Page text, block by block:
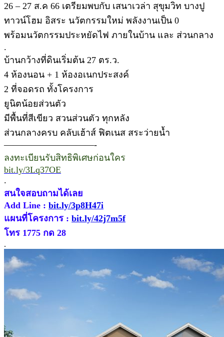
26 – 27 ส.ค 66 เตรียมพบกับ เสนาเวล่า สุขุมวิท บางปู
ทาวน์โฮม อิสระ นวัตกรรมใหม่ พลังงานเป็น 0
พร้อมนวัตกรรมประหยัดไฟ ภายในบ้าน และ ส่วนกลาง
.
บ้านกว้างที่ดินเริ่มต้น 27 ตร.ว.
4 ห้องนอน + 1 ห้องอเนกประสงค์
2 ที่จอดรถ ทั้งโครงการ
ยูนิตน้อยส่วนตัว
มีพื้นที่สีเขียว สวนส่วนตัว ทุกหลัง
ส่วนกลางครบ คลับเฮ้าส์ ฟิตเนส สระว่ายน้ำ
——————————-
ลงทะเบียนรับสิทธิพิเศษก่อนใคร
bit.ly/3Lq37OE
.
สนใจสอบถามได้เลย
Add Line : bit.ly/3p8H47i
แผนที่โครงการ : bit.ly/42j7m5f
โทร 1775 กด 28
.